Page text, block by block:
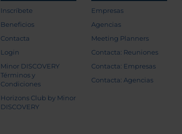
Inscríbete
Beneficios
Contacta
Login
Minor DISCOVERY
Términos y
Condiciones
Horizons Club by Minor
DISCOVERY
Empresas
Agencias
Meeting Planners
Contacta: Reuniones
Contacta: Empresas
Contacta: Agencias